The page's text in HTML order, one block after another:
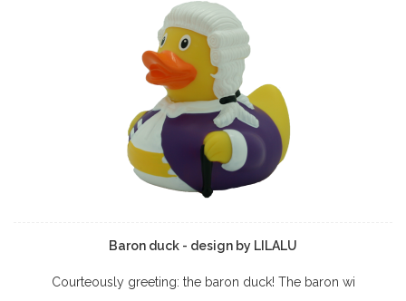
Baron duck - design by LILALU
Courteously greeting: the baron duck! The baron wi